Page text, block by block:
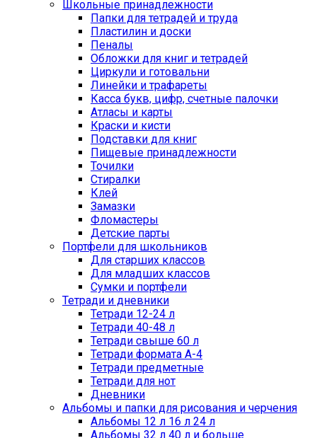
Школьные принадлежности
Папки для тетрадей и труда
Пластилин и доски
Пеналы
Обложки для книг и тетрадей
Циркули и готовальни
Линейки и трафареты
Касса букв, цифр, счетные палочки
Атласы и карты
Краски и кисти
Подставки для книг
Пищевые принадлежности
Точилки
Стиралки
Клей
Замазки
Фломастеры
Детские парты
Портфели для школьников
Для старших классов
Для младших классов
Сумки и портфели
Тетради и дневники
Тетради 12-24 л
Тетради 40-48 л
Тетради свыше 60 л
Тетради формата А-4
Тетради предметные
Тетради для нот
Дневники
Альбомы и папки для рисования и черчения
Альбомы 12 л 16 л 24 л
Альбомы 32 л 40 л и больше